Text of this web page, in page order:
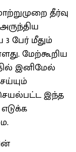
தீர்வு
பேர் மீதும்
மேற்கூறிய
இனிமேல்
இந்த